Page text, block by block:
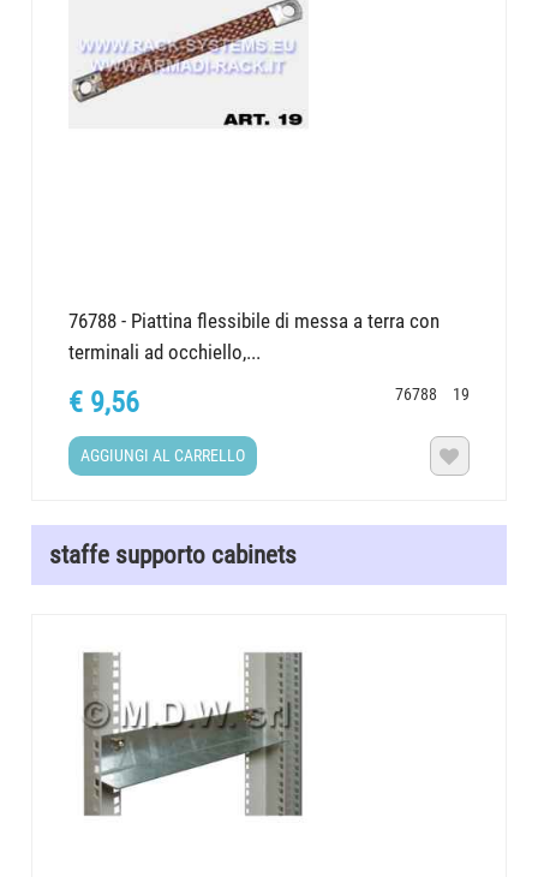
76788 - Piattina flessibile di messa a terra con
terminali ad occhiello,...
76788 19
€ 9,56
AGGIUNGI AL CARRELLO 
staffe supporto cabinets